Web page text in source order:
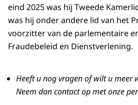
eind 2025 was hij Tweede
was hij onder andere lid van het
voorzitter van de parlementaire
Fraudebeleid en Dienstverlening.
Heeft u nog vragen of wilt u meer
Neem dan contact op met onze